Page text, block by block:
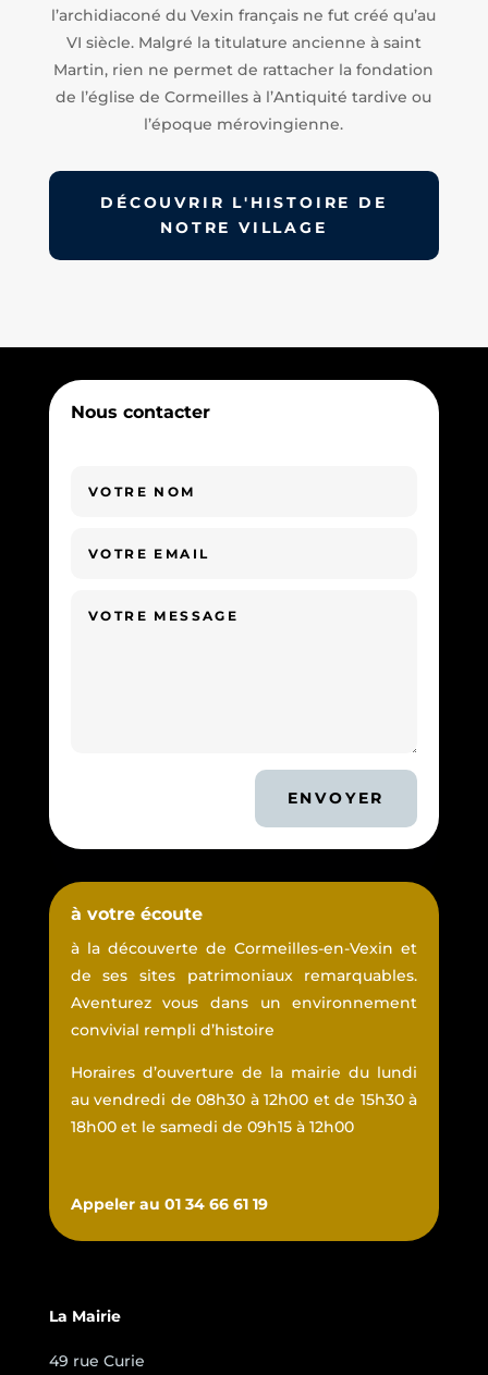
l’archidiaconé du Vexin français ne fut créé qu’au
VI siècle. Malgré la titulature ancienne à saint
Martin, rien ne permet de rattacher la fondation
de l’église de Cormeilles à l’Antiquité tardive ou
l’époque mérovingienne.
DÉCOUVRIR L'HISTOIRE DE
NOTRE VILLAGE
Nous contacter
ENVOYER
à votre écoute
à la découverte de Cormeilles-en-Vexin et
de ses sites patrimoniaux remarquables.
Aventurez vous dans un environnement
convivial rempli d’histoire
Horaires d’ouverture de la mairie du lundi
au vendredi de 08h30 à 12h00 et de 15h30 à
18h00 et le samedi de 09h15 à 12h00
Appeler au 01 34 66 61 19
La Mairie
49 rue Curie